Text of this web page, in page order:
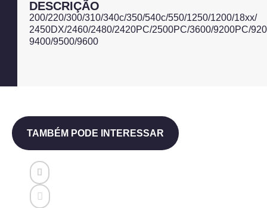
DESCRIÇÃO
200/220/300/310/340c/350/540c/550/1250/1200/18xx/
2450DX/2460/2480/2420PC/2500PC/3600/9200PC/
9400/9500/9600
TAMBÉM PODE INTERESSAR